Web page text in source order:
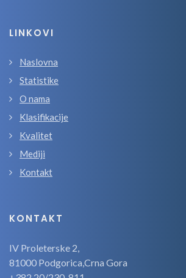
LINKOVI
Naslovna
Statistike
O nama
Klasifikacije
Kvalitet
Mediji
Kontakt
KONTAKT
IV Proleterske 2,
81000 Podgorica,Crna Gora